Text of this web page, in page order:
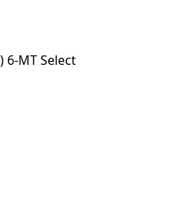
6-MT Select